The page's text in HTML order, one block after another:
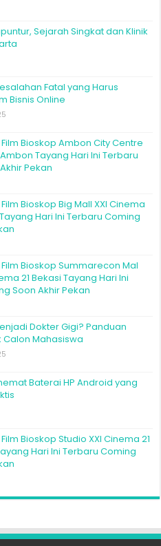
Sejarah Singkat dan Klinik
Fatal yang Harus
Bisnis Online
Bioskop Ambon City Centre
Ambon Tayang Hari Ini Terbaru
Pekan
Bioskop Big Mall XXI Cinema
Hari Ini Terbaru Coming
Bioskop Summarecon Mal
21 Bekasi Tayang Hari Ini
Soon Akhir Pekan
Dokter Gigi? Panduan
Calon Mahasiswa
Baterai HP Android yang
Bioskop Studio XXI Cinema 21
Hari Ini Terbaru Coming